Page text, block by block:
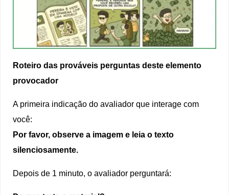
Roteiro das prováveis perguntas deste elemento
provocador
A primeira indicação do avaliador que interage com
você:
Por favor, observe a imagem e leia o texto
silenciosamente.
Depois de 1 minuto, o avaliador perguntará: